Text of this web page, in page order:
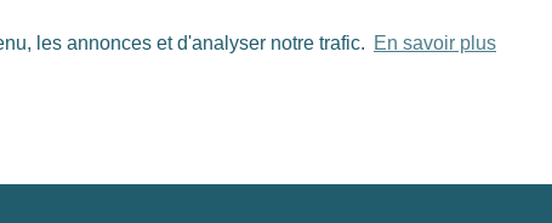
les annonces et d'analyser notre trafic. En savoir plus